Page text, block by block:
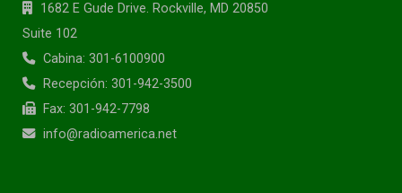
1682 E Gude Drive. Rockville, MD 20850
Suite 102
Cabina: 301-6100900
Recepción: 301-942-3500
Fax: 301-942-7798
info@radioamerica.net